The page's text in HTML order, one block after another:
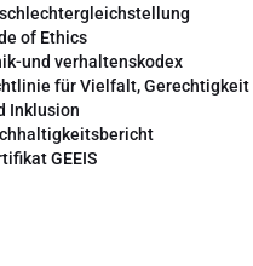
of Ethics
und verhaltenskodex
für Vielfalt, Gerechtigkeit
Inklusion
GEEIS